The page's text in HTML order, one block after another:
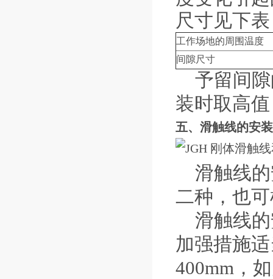
尺寸见下
工作场地的周围温度
间隙尺寸
予留间隙
装时取高
五、滑触线的安装
滑触线的
二种，也
滑触线的
加强措施
400mm，